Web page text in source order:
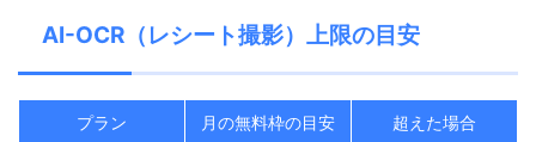
AI-OCR（レシート撮影）上限の目安
プラン 月の無料枠の目安 超えた場合